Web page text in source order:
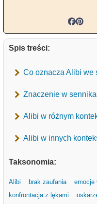
Spis treści:
Co oznacza Alibi we
Znaczenie w
Alibi w różnym
Alibi w innych
Taksonomia:
Alibi brak zaufania emocje
konfrontacja z lękami